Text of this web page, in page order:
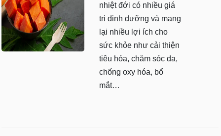
nhiệt đới có nhiều giá
trị dinh dưỡng và mang
lại nhiều lợi ích cho
sức khỏe như cải thiện
tiêu hóa, chăm sóc da,
chống oxy hóa, bổ
mắt…